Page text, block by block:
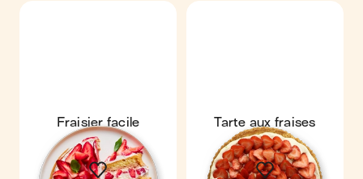
Fraisier facile Tarte aux fraises